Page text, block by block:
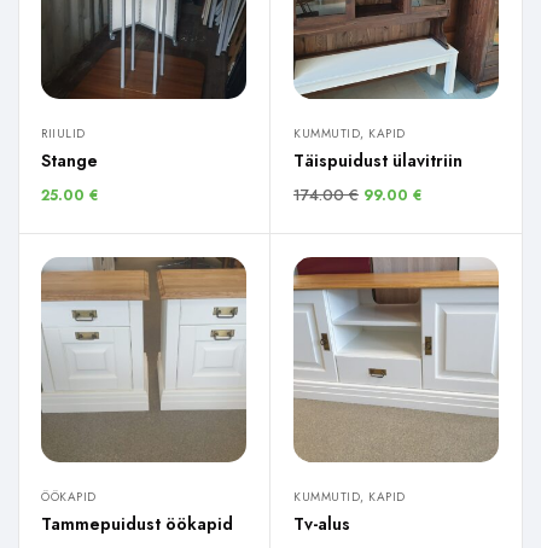
RIIULID
Stange
25.00 €
KUMMUTID, KAPID
Täispuidust ülavitriin
174.00€ 99.00 €
ÖÖKAPID
Tammepuidust öökapid
KUMMUTID, KAPID
Tv-alus